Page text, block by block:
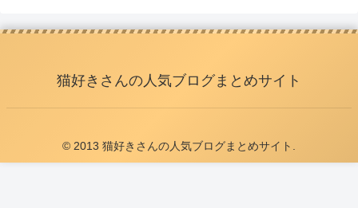
猫好きさんの人気ブログまとめサイト
© 2013 猫好きさんの人気ブログまとめサイト.